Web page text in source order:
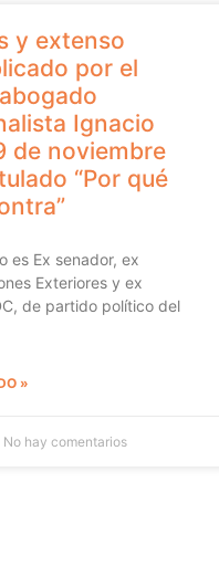
y extenso
por el
Ignacio
de noviembre
“Por qué
es Ex senador, ex
Exteriores y ex
de partido político del
»
No hay comentarios